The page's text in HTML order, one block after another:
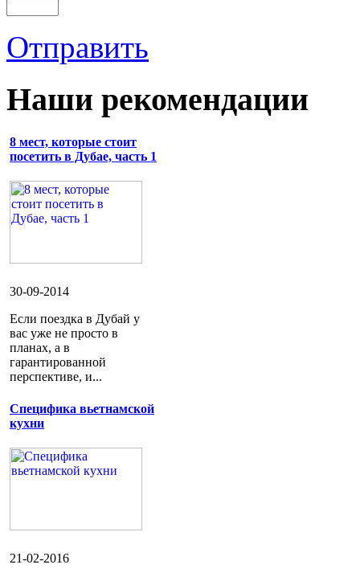
Отправить
Наши рекомендации
8 мест, которые стоит
посетить в Дубае, часть 1
30-09-2014
Если поездка в Дубай у
вас уже не просто в
планах, а в
гарантированной
перспективе, и...
Специфика вьетнамской
кухни
21-02-2016